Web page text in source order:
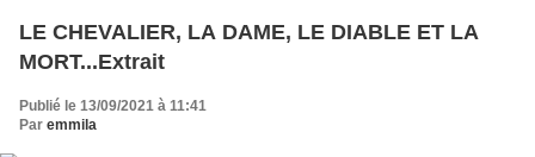
LE CHEVALIER, LA DAME, LE DIABLE ET LA
MORT...Extrait
Publié le 13/09/2021 à 11:41
Par emmila